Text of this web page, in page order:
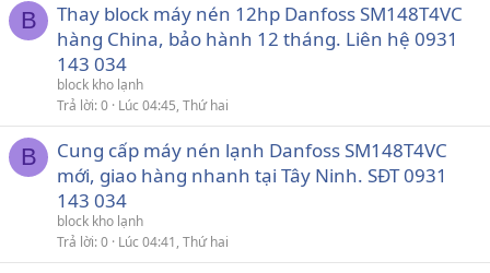
B
Thay block máy nén 12hp Danfoss SM148T4VC
hàng China, bảo hành 12 tháng. Liên hệ 0931
143 034
block kho lạnh
Trả lời 0 Lúc 04:45, Thứ hai
B
Cung cấp máy nén lạnh Danfoss SM148T4VC
mới, giao hàng nhanh tại Tây Ninh. SĐT 0931
143 034
block kho lạnh
Trả lời 0 Lúc 04:41, Thứ hai